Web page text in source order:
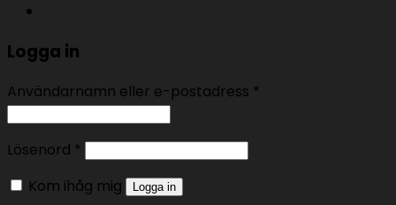
Logga in
Användarnamn eller e-postadress *
Lösenord *
Kom ihåg mig
Logga in